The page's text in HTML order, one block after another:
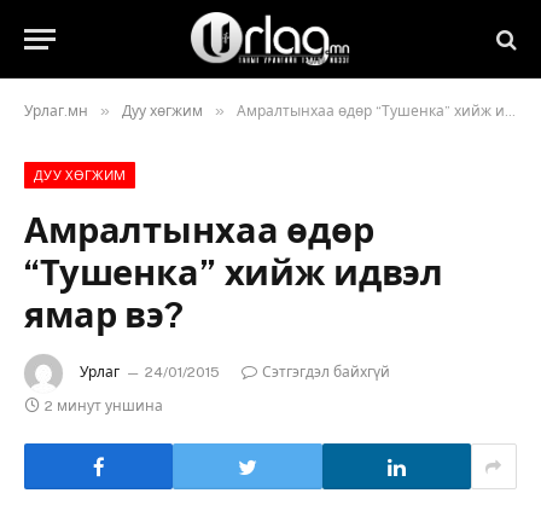
Урлаг.мн » Дуу хөгжим » Амралтынхаа өдөр “Тушенка” хийж идвэл ямар вэ?
ДУУ ХӨГЖИМ
Амралтынхаа өдөр
“Тушенка” хийж идвэл
ямар вэ?
Урлаг 24/01/2015
Сэтгэгдэл байхгүй
2 минут уншина